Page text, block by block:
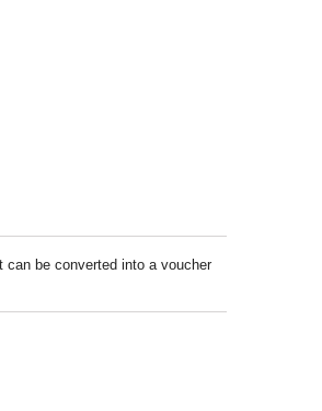
can be converted into a voucher